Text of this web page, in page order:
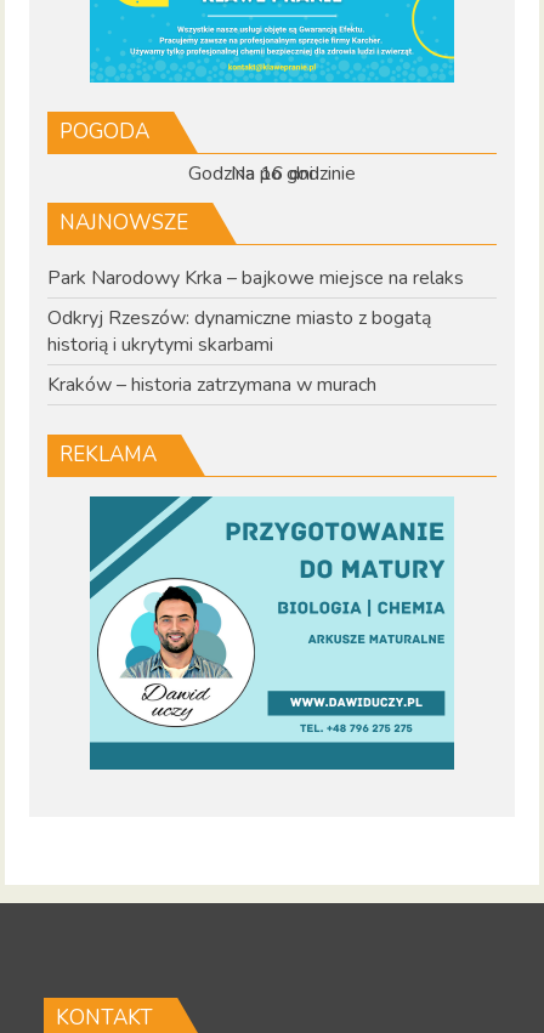
POGODA
Godzina po godzinie
Na 16 dni
NAJNOWSZE
Park Narodowy Krka – bajkowe miejsce na relaks
Odkryj Rzeszów: dynamiczne miasto z bogatą
historią i ukrytymi skarbami
Kraków – historia zatrzymana w murach
REKLAMA
KONTAKT